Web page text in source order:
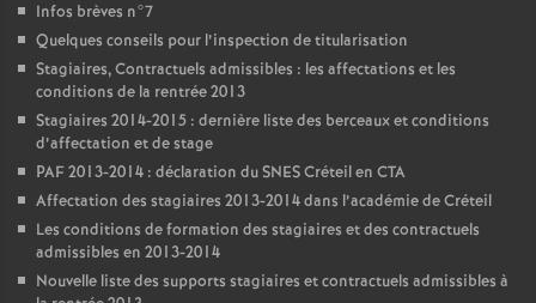
Infos brèves n°7
Quelques conseils pour l’inspection de titularisation
Stagiaires, Contractuels admissibles : les affectations et les
conditions de la rentrée 2013
Stagiaires 2014-2015 : dernière liste des berceaux et conditions
d’affectation et de stage
PAF2013-2014 : déclaration duSNESCréteil en CTA
Affectation des stagiaires 2013-2014 dans l’académie de Créteil
Les conditions de formation des stagiaires et des contractuels
admissibles en 2013-2014
Nouvelle liste des supports stagiaires et contractuels admissibles à